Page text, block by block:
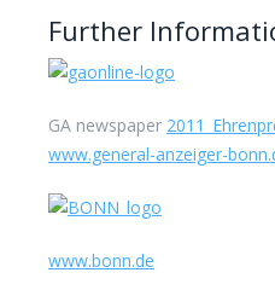
Further
GA newspaper
www.general-anzeiger-
www.bonn.de